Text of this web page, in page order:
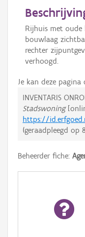
Rijhuis met oude
bouwlaag
rechter
verhoogd.
Je kan deze pagina
INVENTARIS
Stadswoning
https://
(geraadpleegd op
Beheerder fiche: